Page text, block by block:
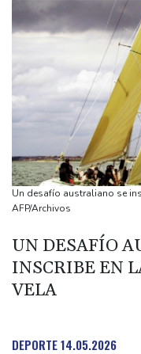
"cambio de
Un julio de calor
personas (análisis AFP)
Arrancó el juicio por el
años después
Grecia lucha contra
por fuertes vientos
Tribunal ruso prohíbe
elecciones
Innes FitzGerald, "la
Europeo por la causa
Una muñeca sexual
asesinato en Australia
Una ONG denuncia el
Fuerte terremoto en
Un desafío australiano se
AFP/Archivos
UN DESAFÍO
INSCRIBE EN
VELA
DEPORTE14.05.2026